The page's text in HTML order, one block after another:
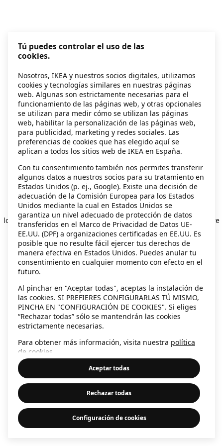
Application error: a client-side exception has occurred
loadingsecondhand.ikea.com (see the browser console for more
information).
Tú puedes controlar el uso de las
cookies.
Nosotros, IKEA y nuestros socios digitales, utilizamos
cookies y tecnologías similares en nuestras páginas
web. Algunas son estrictamente necesarias para el
funcionamiento de las páginas web, y otras opcionales
se utilizan para medir cómo se utilizan las páginas
web, habilitar la personalización de las páginas web,
para publicidad, marketing y redes sociales. Las
preferencias de cookies que has elegido aquí se
aplican a todos los sitios web de IKEA en España.
Con tu consentimiento también nos permites transferir
algunos datos a nuestros socios para su tratamiento en
Estados Unidos (p. ej., Google). Existe una decisión de
adecuación de la Comisión Europea para los Estados
Unidos mediante la cual en Estados Unidos se
garantiza un nivel adecuado de protección de datos
transferidos en el Marco de Privacidad de Datos UE-
EE.UU. (DPF) a organizaciones certificadas en EE.UU. Es
posible que no resulte fácil ejercer tus derechos de
manera efectiva en Estados Unidos. Puedes anular tu
consentimiento en cualquier momento con efecto en el
futuro.
Al pinchar en "Aceptar todas", aceptas la instalación de
las cookies. SI PREFIERES CONFIGURARLAS TÚ MISMO,
PINCHA EN "CONFIGURACIÓN DE COOKIES". Si eliges
“Rechazar todas” sólo se mantendrán las cookies
estrictamente necesarias.
Para obtener más información, visita nuestra política
de cookies
Aceptar todas
Rechazar todas
Configuración de cookies